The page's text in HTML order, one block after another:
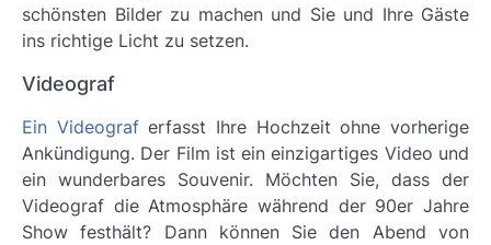
schönsten Bilder zu machen und Sie und Ihre Gäste
ins richtige Licht zu setzen.
Videograf
Ein Videograferfasst Ihre Hochzeit ohne vorherige
Ankündigung. Der Film ist ein einzigartiges Video und
ein wunderbares Souvenir. Möchten Sie, dass der
Videograf die Atmosphäre während der 90er Jahre
Show festhält? Dann können Sie den Abend von